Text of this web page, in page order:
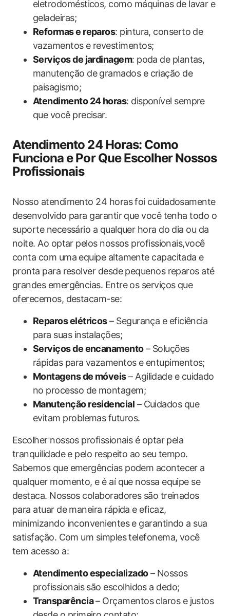
eletrodomésticos, como máquinas de lavar e
geladeiras;
Reformas e reparos: pintura, conserto de
vazamentos e revestimentos;
Serviços de jardinagem: poda de plantas,
manutenção de gramados e criação de
paisagismo;
Atendimento 24 horas: disponível sempre
que você precisar.
Atendimento 24 Horas: Como
Funciona e Por Que Escolher Nossos
Profissionais
Nosso atendimento 24 horas foi cuidadosamente
desenvolvido para garantir que você tenha todo o
suporte necessário a qualquer hora do dia ou da
noite. Ao optar pelos nossos profissionais,você
conta com uma equipe altamente capacitada e
pronta para resolver desde pequenos reparos até
grandes emergências. Entre os serviços que
oferecemos, destacam-se:
Reparos elétricos– Segurança e eficiência
para suas instalações;
Serviços de encanamento– Soluções
rápidas para vazamentos e entupimentos;
Montagens de móveis– Agilidade e cuidado
no processo de montagem;
Manutenção residencial – Cuidados que
evitam problemas futuros.
Escolher nossos profissionais é optar pela
tranquilidade e pelo respeito ao seu tempo.
Sabemos que emergências podem acontecer a
qualquer momento, e é aí que nossa equipe se
destaca. Nossos colaboradores são treinados
para atuar de maneira rápida e eficaz,
minimizando inconvenientes e garantindo a sua
satisfação. Com um simples telefonema, você
tem acesso a:
Atendimento especializado– Nossos
profissionais são escolhidos a dedo;
Transparência– Orçamentos claros e justos